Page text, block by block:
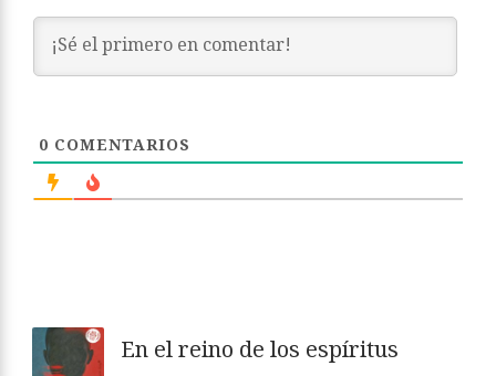
0 COMENTARIOS
En el reino de los espíritus